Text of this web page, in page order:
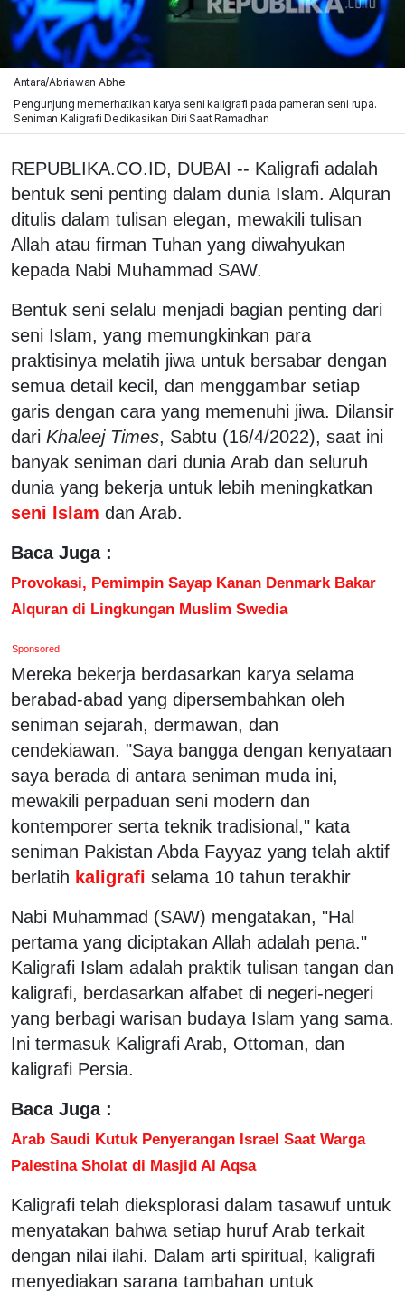
Antara/Abriawan Abhe
Pengunjung memerhatikan karya seni kaligrafi pada pameran seni rupa.
Seniman Kaligrafi Dedikasikan Diri Saat Ramadhan
REPUBLIKA.CO.ID, DUBAI -- Kaligrafi adalah
bentuk seni penting dalam dunia Islam. Alquran
ditulis dalam tulisan elegan, mewakili tulisan
Allah atau firman Tuhan yang diwahyukan
kepada Nabi Muhammad SAW.
Bentuk seni selalu menjadi bagian penting dari
seni Islam, yang memungkinkan para
praktisinya melatih jiwa untuk bersabar dengan
semua detail kecil, dan menggambar setiap
garis dengan cara yang memenuhi jiwa. Dilansir
dari Khaleej Times, Sabtu (16/4/2022), saat ini
banyak seniman dari dunia Arab dan seluruh
dunia yang bekerja untuk lebih meningkatkan
seni Islam dan Arab.
Baca Juga :
Provokasi, Pemimpin Sayap Kanan Denmark Bakar
Alquran di Lingkungan Muslim Swedia
Sponsored
Mereka bekerja berdasarkan karya selama
berabad-abad yang dipersembahkan oleh
seniman sejarah, dermawan, dan
cendekiawan. "Saya bangga dengan kenyataan
saya berada di antara seniman muda ini,
mewakili perpaduan seni modern dan
kontemporer serta teknik tradisional," kata
seniman Pakistan Abda Fayyaz yang telah aktif
berlatih kaligrafi selama 10 tahun terakhir
Nabi Muhammad (SAW) mengatakan, "Hal
pertama yang diciptakan Allah adalah pena."
Kaligrafi Islam adalah praktik tulisan tangan dan
kaligrafi, berdasarkan alfabet di negeri-negeri
yang berbagi warisan budaya Islam yang sama.
Ini termasuk Kaligrafi Arab, Ottoman, dan
kaligrafi Persia.
Baca Juga :
Arab Saudi Kutuk Penyerangan Israel Saat Warga
Palestina Sholat di Masjid Al Aqsa
Kaligrafi telah dieksplorasi dalam tasawuf untuk
menyatakan bahwa setiap huruf Arab terkait
dengan nilai ilahi. Dalam arti spiritual, kaligrafi
menyediakan sarana tambahan untuk